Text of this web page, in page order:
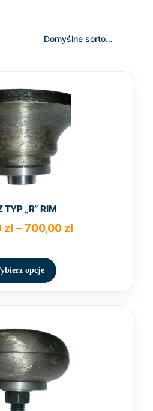
TYP „R” RIM
zł – 700,00 złZakres
opcje
produkt
ma
wybrać
na
stronie
produktu